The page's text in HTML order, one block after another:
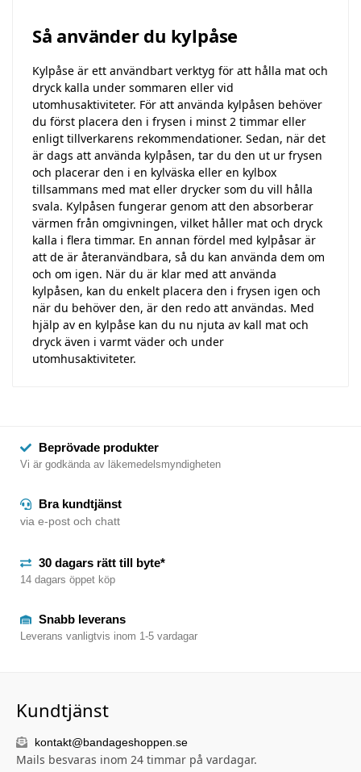
Så använder du kylpåse
Kylpåse är ett användbart verktyg för att hålla mat och
dryck kalla under sommaren eller vid
utomhusaktiviteter. För att använda kylpåsen behöver
du först placera den i frysen i minst 2 timmar eller
enligt tillverkarens rekommendationer. Sedan, när det
är dags att använda kylpåsen, tar du den ut ur frysen
och placerar den i en kylväska eller en kylbox
tillsammans med mat eller drycker som du vill hålla
svala. Kylpåsen fungerar genom att den absorberar
värmen från omgivningen, vilket håller mat och dryck
kalla i flera timmar. En annan fördel med kylpåsar är
att de är återanvändbara, så du kan använda dem om
och om igen. När du är klar med att använda
kylpåsen, kan du enkelt placera den i frysen igen och
när du behöver den, är den redo att användas. Med
hjälp av en kylpåse kan du nu njuta av kall mat och
dryck även i varmt väder och under
utomhusaktiviteter.
Beprövade produkter
Vi är godkända av läkemedelsmyndigheten
Bra kundtjänst
via e-post och chatt
30 dagars rätt till byte*
14 dagars öppet köp
Snabb leverans
Leverans vanligtvis inom 1-5 vardagar
Kundtjänst
kontakt@bandageshoppen.se
Mails besvaras inom 24 timmar på vardagar.